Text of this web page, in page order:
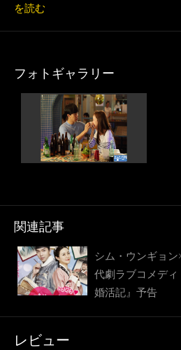
を読む
フォトギャラリー
関連記事
シム・ウンギョ
代劇ラブコメデ
婚活記』予告
レビュー